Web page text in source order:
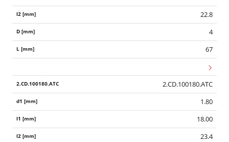
22.8
4
67
2.CD.100180.ATC
1.80
18.00
23.4